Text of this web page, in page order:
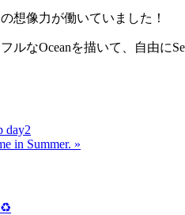
想像力が働いていました！
ルなOceanを描いて、自由に
day2
in Summer. »
♻️